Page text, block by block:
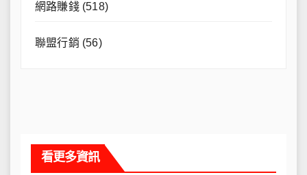
網路賺錢(518)
聯盟行銷 (56)
看更多資訊